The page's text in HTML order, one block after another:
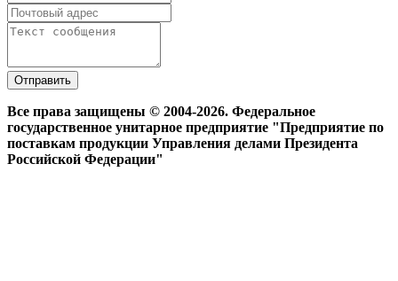
Отправить
Все права защищены © 2004-2026. Федеральное
государственное унитарное предприятие "Предприятие по
поставкам продукции Управления делами Президента
Российской Федерации"